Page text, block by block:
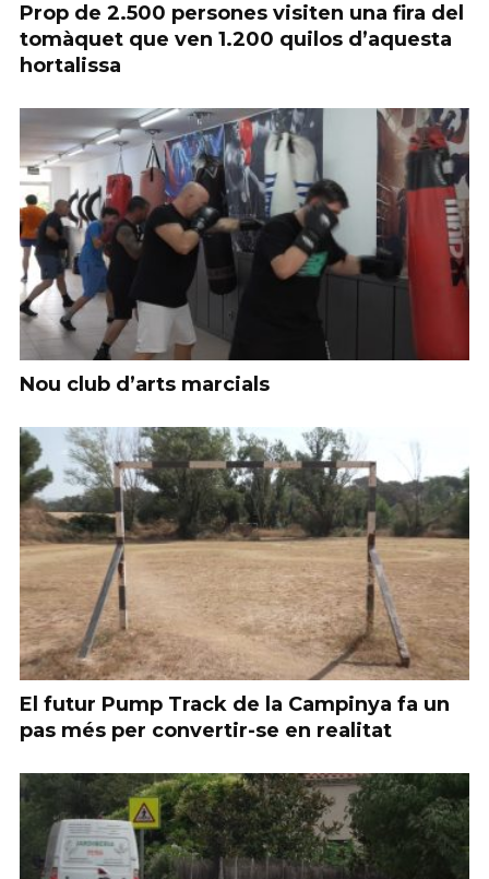
Prop de 2.500 persones visiten una fira del
tomàquet que ven 1.200 quilos d’aquesta
hortalissa
Nou club d’arts marcials
El futur Pump Track de la Campinya fa un
pas més per convertir-se en realitat